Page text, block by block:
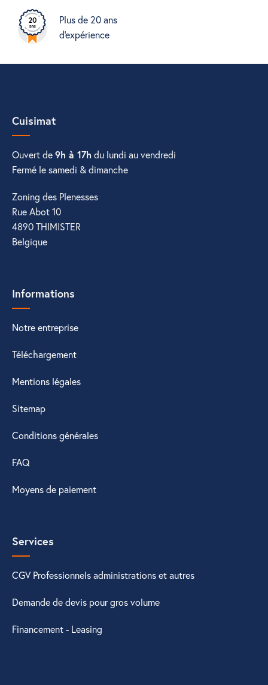
Plus de 20 ans
d'expérience
Cuisimat
Ouvert de9h à 17h du lundi au vendredi
Fermé le samedi & dimanche
Zoning des Plenesses
Rue Abot 10
4890 THIMISTER
Belgique
Informations
Notre entreprise
Téléchargement
Mentions légales
Sitemap
Conditions générales
FAQ
Moyens de paiement
Services
CGV Professionnels administrations et autres
Demande de devis pour gros volume
Financement - Leasing